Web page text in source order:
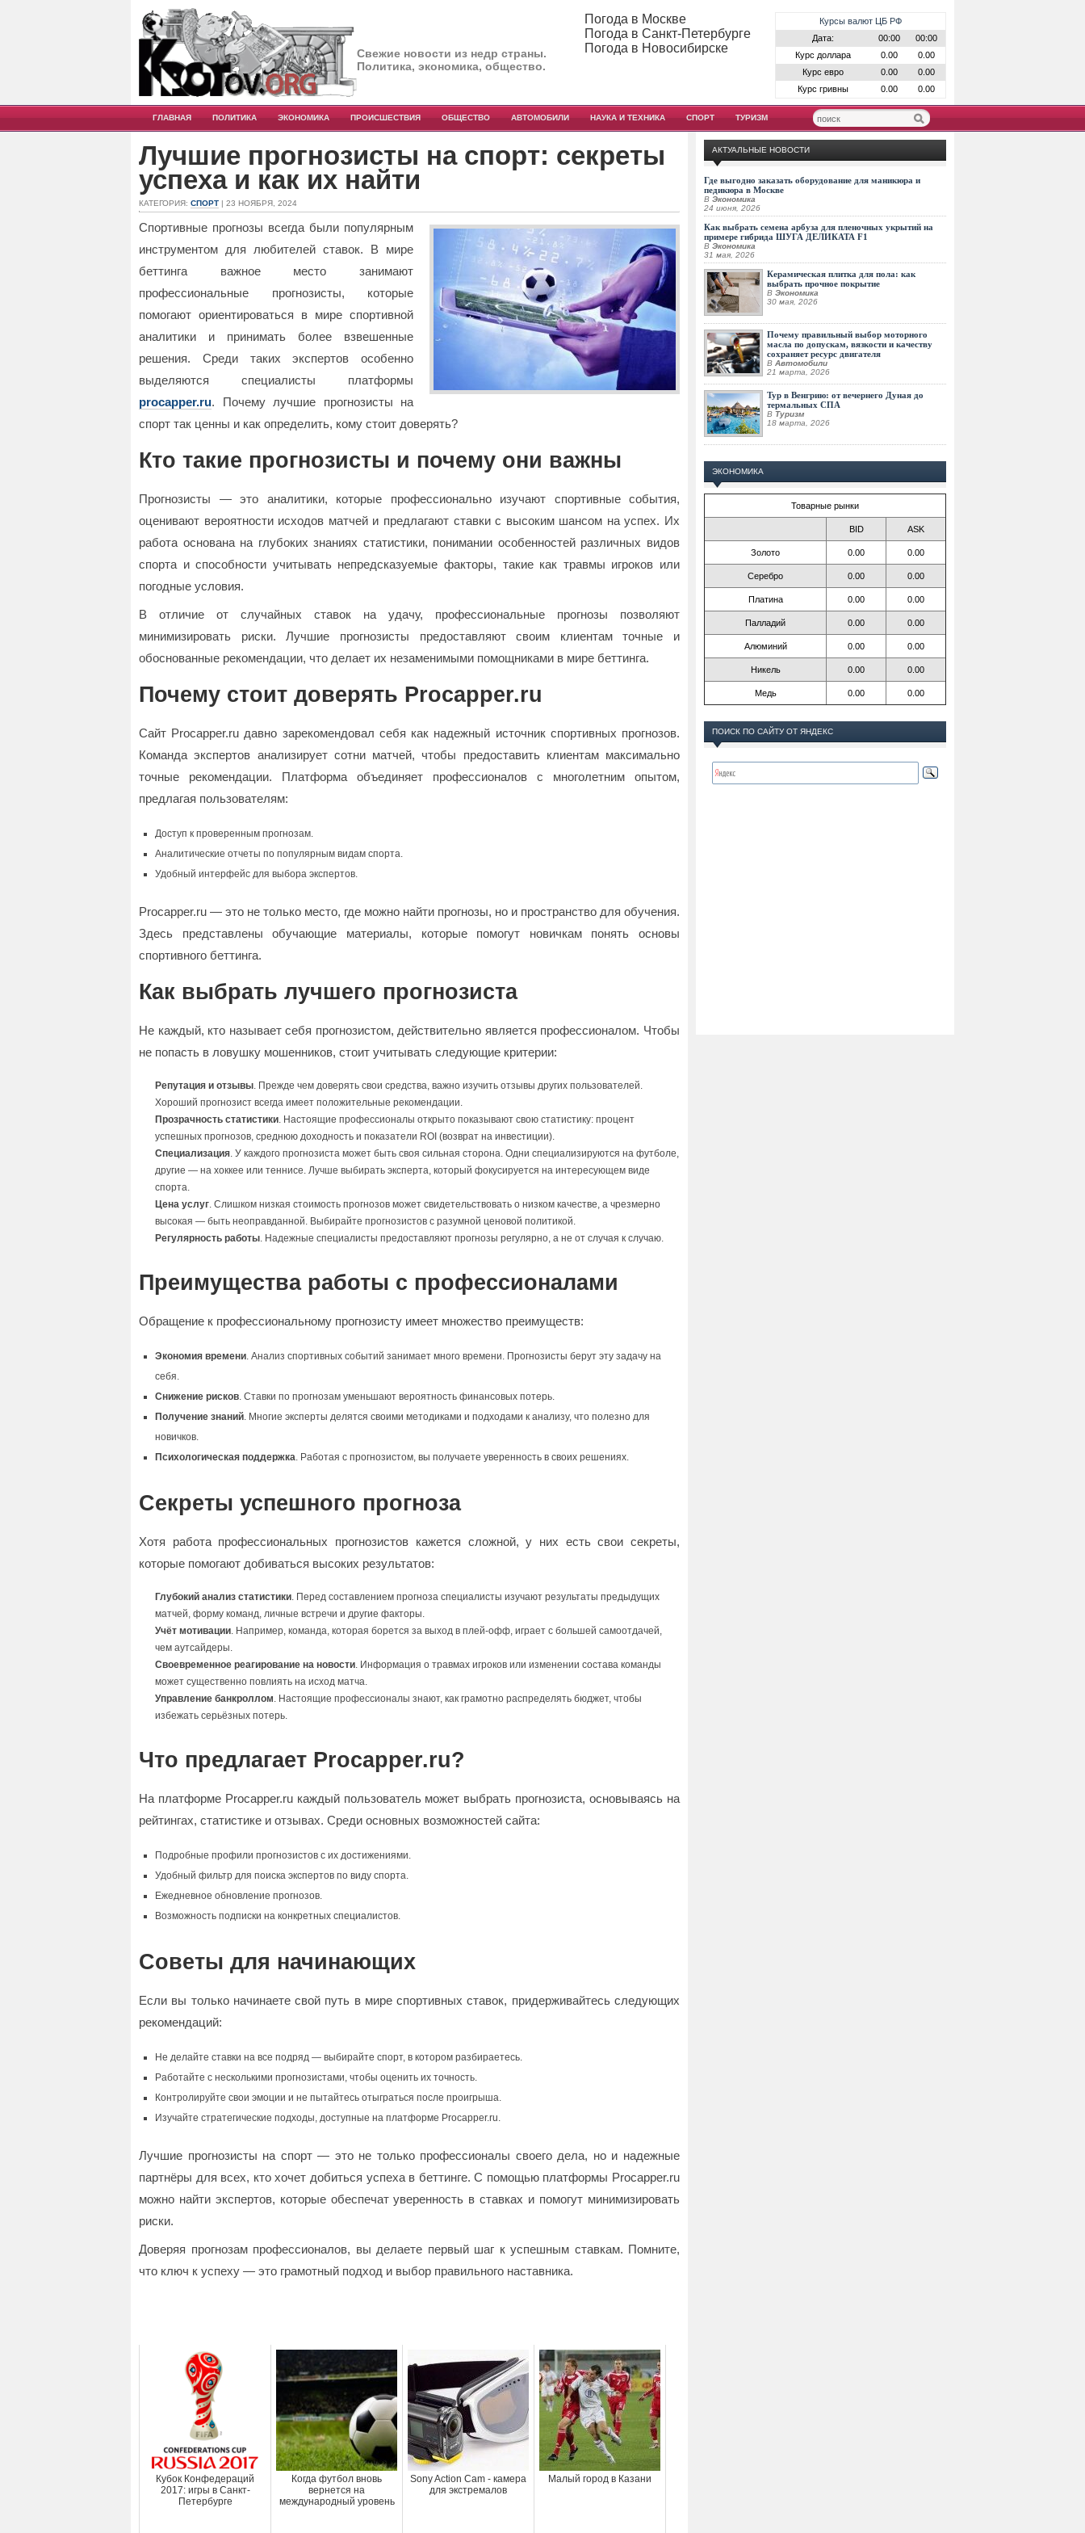
Свежие новости из недр страны.
Политика, экономика, общество.
Курсы валют ЦБ РФ
Дата:
00:00
00:00
Курс доллара
0.00
0.00
Курс евро
0.00
0.00
Курс гривны
0.00 0.00
Погода в Москве
Погода в Санкт-Петербурге
Погода в Новосибирске
ГЛАВНАЯ ПОЛИТИКА ЭКОНОМИКА ПРОИСШЕСТВИЯ ОБЩЕСТВО АВТОМОБИЛИ НАУКА И ТЕХНИКА СПОРТ ТУРИЗМ
Лучшие прогнозисты на спорт: секреты
успеха и как их найти
КАТЕГОРИЯ: СПОРТ | 23 НОЯБРЯ, 2024
Спортивные прогнозы всегда были популярным
инструментом для любителей ставок. В мире
беттинга важное место занимают
профессиональные прогнозисты, которые
помогают ориентироваться в мире спортивной
аналитики и принимать более взвешенные
решения. Среди таких экспертов особенно
выделяются специалисты платформы
procapper.ru. Почему лучшие прогнозисты на
спорт так ценны и как определить, кому стоит доверять?
Кто такие прогнозисты и почему они важны
Прогнозисты — это аналитики, которые профессионально изучают спортивные события,
оценивают вероятности исходов матчей и предлагают ставки с высоким шансом на успех. Их
работа основана на глубоких знаниях статистики, понимании особенностей различных видов
спорта и способности учитывать непредсказуемые факторы, такие как травмы игроков или
погодные условия.
В отличие от случайных ставок на удачу, профессиональные прогнозы позволяют
минимизировать риски. Лучшие прогнозисты предоставляют своим клиентам точные и
обоснованные рекомендации, что делает их незаменимыми помощниками в мире беттинга.
Почему стоит доверять Procapper.ru
Сайт Procapper.ru давно зарекомендовал себя как надежный источник спортивных прогнозов.
Команда экспертов анализирует сотни матчей, чтобы предоставить клиентам максимально
точные рекомендации. Платформа объединяет профессионалов с многолетним опытом,
предлагая пользователям:
Доступ к проверенным прогнозам.
Аналитические отчеты по популярным видам спорта.
Удобный интерфейс для выбора экспертов.
Procapper.ru — это не только место, где можно найти прогнозы, но и пространство для обучения.
Здесь представлены обучающие материалы, которые помогут новичкам понять основы
спортивного беттинга.
Как выбрать лучшего прогнозиста
Не каждый, кто называет себя прогнозистом, действительно является профессионалом. Чтобы
не попасть в ловушку мошенников, стоит учитывать следующие критерии:
Репутация и отзывы. Прежде чем доверять свои средства, важно изучить отзывы других пользователей.
Хороший прогнозист всегда имеет положительные рекомендации.
Прозрачность статистики. Настоящие профессионалы открыто показывают свою статистику: процент
успешных прогнозов, среднюю доходность и показатели ROI (возврат на инвестиции).
Специализация. У каждого прогнозиста может быть своя сильная сторона. Одни специализируются на футболе,
другие — на хоккее или теннисе. Лучше выбирать эксперта, который фокусируется на интересующем виде
спорта.
Цена услуг. Слишком низкая стоимость прогнозов может свидетельствовать о низком качестве, а чрезмерно
высокая — быть неоправданной. Выбирайте прогнозистов с разумной ценовой политикой.
Регулярность работы. Надежные специалисты предоставляют прогнозы регулярно, а не от случая к случаю.
Преимущества работы с профессионалами
Обращение к профессиональному прогнозисту имеет множество преимуществ:
Экономия времени. Анализ спортивных событий занимает много времени. Прогнозисты берут эту задачу на
себя.
Снижение рисков. Ставки по прогнозам уменьшают вероятность финансовых потерь.
Получение знаний. Многие эксперты делятся своими методиками и подходами к анализу, что полезно для
новичков.
Психологическая поддержка. Работая с прогнозистом, вы получаете уверенность в своих решениях.
Секреты успешного прогноза
Хотя работа профессиональных прогнозистов кажется сложной, у них есть свои секреты,
которые помогают добиваться высоких результатов:
Глубокий анализ статистики. Перед составлением прогноза специалисты изучают результаты предыдущих
матчей, форму команд, личные встречи и другие факторы.
Учёт мотивации. Например, команда, которая борется за выход в плей-офф, играет с большей самоотдачей,
чем аутсайдеры.
Своевременное реагирование на новости. Информация о травмах игроков или изменении состава команды
может существенно повлиять на исход матча.
Управление банкроллом. Настоящие профессионалы знают, как грамотно распределять бюджет, чтобы
избежать серьёзных потерь.
Что предлагает Procapper.ru?
На платформе Procapper.ru каждый пользователь может выбрать прогнозиста, основываясь на
рейтингах, статистике и отзывах. Среди основных возможностей сайта:
Подробные профили прогнозистов с их достижениями.
Удобный фильтр для поиска экспертов по виду спорта.
Ежедневное обновление прогнозов.
Возможность подписки на конкретных специалистов.
Советы для начинающих
Если вы только начинаете свой путь в мире спортивных ставок, придерживайтесь следующих
рекомендаций:
Не делайте ставки на все подряд — выбирайте спорт, в котором разбираетесь.
Работайте с несколькими прогнозистами, чтобы оценить их точность.
Контролируйте свои эмоции и не пытайтесь отыграться после проигрыша.
Изучайте стратегические подходы, доступные на платформе Procapper.ru.
Лучшие прогнозисты на спорт — это не только профессионалы своего дела, но и надежные
партнёры для всех, кто хочет добиться успеха в беттинге. С помощью платформы Procapper.ru
можно найти экспертов, которые обеспечат уверенность в ставках и помогут минимизировать
риски.
Доверяя прогнозам профессионалов, вы делаете первый шаг к успешным ставкам. Помните,
что ключ к успеху — это грамотный подход и выбор правильного наставника.
Кубок Конфедераций
2017: игры в Санкт-
Петербурге
Когда футбол вновь
вернется на
международный уровень
Sony Action Cam - камера
для экстремалов
Малый город в Казани
АКТУАЛЬНЫЕ НОВОСТИ
Где выгодно заказать оборудование для маникюра и
педикюра в Москве
В Экономика
24 июня, 2026
Как выбрать семена арбуза для пленочных укрытий на
примере гибрида ШУГА ДЕЛИКАТА F1
В Экономика
31 мая, 2026
Керамическая плитка для пола: как
выбрать прочное покрытие
В Экономика
30 мая, 2026
Почему правильный выбор моторного
масла по допускам, вязкости и качеству
сохраняет ресурс двигателя
В Автомобили
21 марта, 2026
Тур в Венгрию: от вечернего Дуная до
термальных СПА
В Туризм
18 марта, 2026
ЭКОНОМИКА
Товарные рынки
BID ASK
Золото 0.00 0.00
Серебро 0.00 0.00
Платина 0.00 0.00
Палладий 0.00 0.00
Алюминий 0.00 0.00
Никель 0.00 0.00
Медь 0.00 0.00
ПОИСК ПО САЙТУ ОТ ЯНДЕКС